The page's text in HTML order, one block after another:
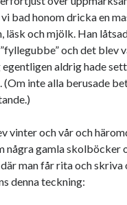
(Recept!)
bad honom dricka en
läsk och mjölk. Han
och det blev
aldrig hade
(Om inte alla berusade
vinter och vår och
några gamla skolböcker
man får rita och skriva
denna teckning: